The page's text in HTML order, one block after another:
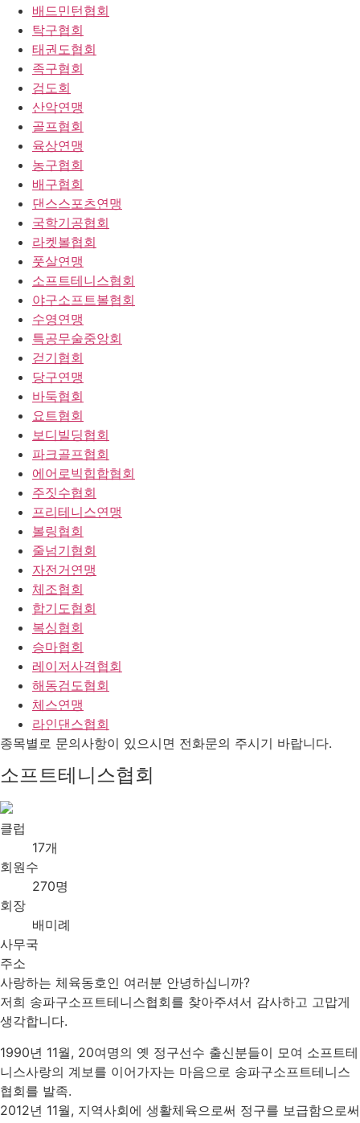
배드민턴협회
탁구협회
태권도협회
족구협회
검도회
산악연맹
골프협회
육상연맹
농구협회
배구협회
댄스스포츠연맹
국학기공협회
라켓볼협회
풋살연맹
소프트테니스협회
야구소프트볼협회
수영연맹
특공무술중앙회
걷기협회
당구연맹
바둑협회
요트협회
보디빌딩협회
파크골프협회
에어로빅힙합협회
주짓수협회
프리테니스연맹
볼링협회
줄넘기협회
자전거연맹
체조협회
합기도협회
복싱협회
승마협회
레이저사격협회
해동검도협회
체스연맹
라인댄스협회
종목별로 문의사항이 있으시면 전화문의 주시기 바랍니다.
소프트테니스협회
클럽
17개
회원수
270명
회장
배미례
사무국
주소
사랑하는 체육동호인 여러분 안녕하십니까?
저희 송파구소프트테니스협회를 찾아주셔서 감사하고 고맙게
생각합니다.
1990년 11월, 20여명의 옛 정구선수 출신분들이 모여 소프트테
니스사랑의 계보를 이어가자는 마음으로 송파구소프트테니스
협회를 발족.
2012년 11월, 지역사회에 생활체육으로써 정구를 보급함으로써